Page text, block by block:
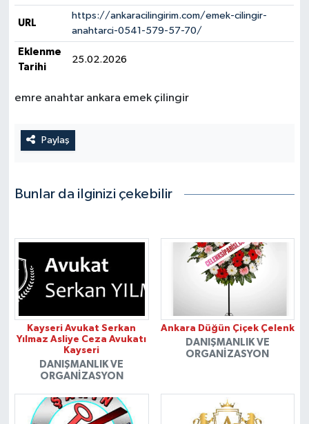
URL
https://ankaracilingirim.com/emek-cilingir-
anahtarci-0541-579-57-70/
Eklenme
Tarihi
25.02.2026
emre anahtar ankara emek çilingir
Paylaş
Bunlar da ilginizi çekebilir
Kayseri Avukat Serkan
Yılmaz Asliye Ceza Avukatı
Kayseri
DANIŞMANLIK VE
ORGANIZASYON
Ankara Düğün Çiçek Çelenk
DANIŞMANLIK VE
ORGANIZASYON